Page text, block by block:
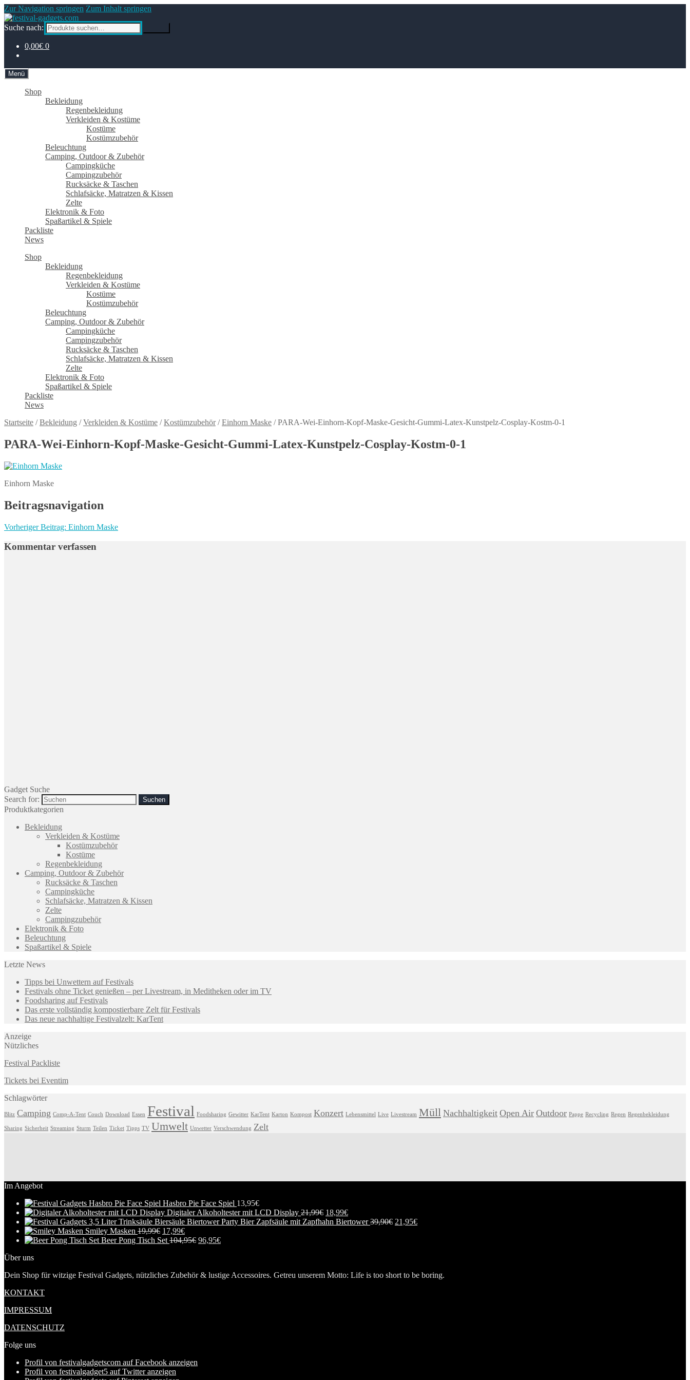
Zur Navigation springen Zum Inhalt springen
Suche nach:
0,00€ 0
Menü
Shop
Bekleidung
Regenbekleidung
Verkleiden & Kostüme
Kostüme
Kostümzubehör
Beleuchtung
Camping, Outdoor & Zubehör
Campingküche
Campingzubehör
Rucksäcke & Taschen
Schlafsäcke, Matratzen & Kissen
Zelte
Elektronik & Foto
Spaßartikel & Spiele
Packliste
News
Shop
Bekleidung
Regenbekleidung
Verkleiden & Kostüme
Kostüme
Kostümzubehör
Beleuchtung
Camping, Outdoor & Zubehör
Campingküche
Campingzubehör
Rucksäcke & Taschen
Schlafsäcke, Matratzen & Kissen
Zelte
Elektronik & Foto
Spaßartikel & Spiele
Packliste
News
Startseite /Bekleidung /Verkleiden & Kostüme /Kostümzubehör/Einhorn Maske /PARA-Wei-Einhorn-Kopf-Maske-Gesicht-Gummi-Latex-Kunstpelz-Cosplay-Kostm-0-1
PARA-Wei-Einhorn-Kopf-Maske-Gesicht-Gummi-Latex-Kunstpelz-Cosplay-Kostm-0-1
Einhorn Maske
Beitragsnavigation
Vorheriger Beitrag: Einhorn Maske
Kommentar verfassen
Gadget Suche
Search for:
Produktkategorien
Bekleidung
Verkleiden & Kostüme
Kostümzubehör
Kostüme
Regenbekleidung
Camping, Outdoor & Zubehör
Rucksäcke & Taschen
Campingküche
Schlafsäcke, Matratzen & Kissen
Zelte
Campingzubehör
Elektronik & Foto
Beleuchtung
Spaßartikel & Spiele
Letzte News
Tipps bei Unwettern auf Festivals
Festivals ohne Ticket genießen – per Livestream, in Meditheken oder im TV
Foodsharing auf Festivals
Das erste vollständig kompostierbare Zelt für Festivals
Das neue nachhaltige Festivalzelt: KarTent
Anzeige
Nützliches
Festival Packliste
Tickets bei Eventim
Schlagwörter
Blitz Camping Comp-A-Tent Couch Download Essen Festival Foodsharing Gewitter KarTent Karton Kompost Konzert Lebensmittel Live Livestream Müll Nachhaltigkeit Open Air Outdoor Pappe Recycling Regen Regenbekleidung
Sharing Sicherheit Streaming Sturm Teilen Ticket Tipps TV Umwelt Unwetter Verschwendung Zelt
Im Angebot
Hasbro Pie Face Spiel 13,95€
Digitaler Alkoholtester mit LCD Display 21,99€ 18,99€
Biertower 39,90€ 21,95€
Smiley Masken 19,99€ 17,99€
Beer Pong Tisch Set 104,95€ 96,95€
Über uns
Dein Shop für witzige Festival Gadgets, nützliches Zubehör & lustige Accessoires. Getreu unserem Motto: Life is too short to be boring.
KONTAKT
IMPRESSUM
DATENSCHUTZ
Folge uns
Profil von festivalgadgetscom auf Facebook anzeigen
Profil von festivalgadget5 auf Twitter anzeigen